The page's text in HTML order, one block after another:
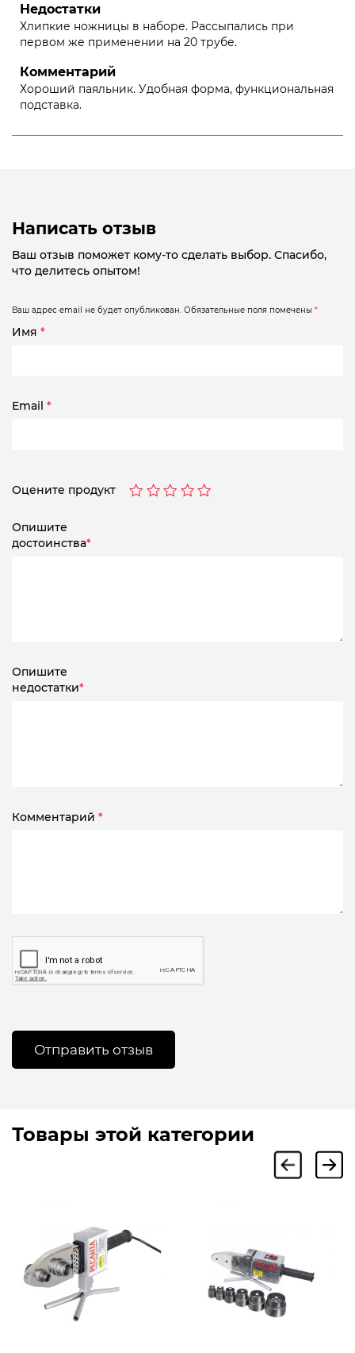
Недостатки
Хлипкие ножницы в наборе. Рассыпались при
первом же применении на 20 трубе.
Комментарий
Хороший паяльник. Удобная форма, функциональная
подставка.
Написать отзыв
Ваш отзыв поможет кому-то сделать выбор. Спасибо,
что делитесь опытом!
Ваш адрес email не будет опубликован. Обязательные поля помечены *
Имя *
Email *
Оцените продукт
Опишите
достоинства*
Опишите
недостатки*
Комментарий *
Товары этой категории